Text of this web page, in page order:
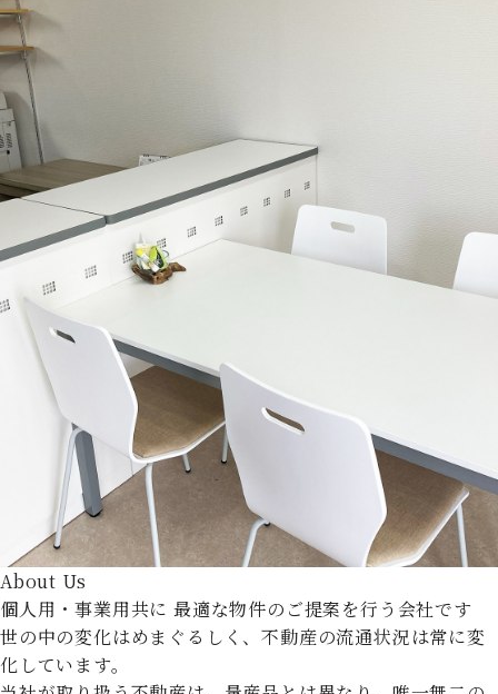
About Us
個人用・事業用共に 最適な物件のご提案を行う会社です
世の中の変化はめまぐるしく、不動産の流通状況は常に変
化しています。